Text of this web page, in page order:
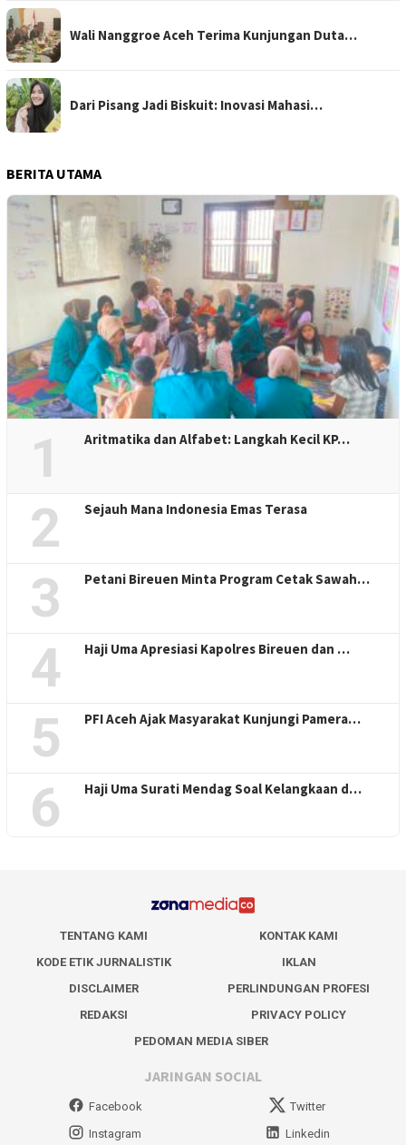
Wali Nanggroe Aceh Terima Kunjungan Duta…
Dari Pisang Jadi Biskuit: Inovasi Mahasi…
BERITA UTAMA
1 Aritmatika dan Alfabet: Langkah Kecil KP…
2 Sejauh Mana Indonesia Emas Terasa
3 Petani Bireuen Minta Program Cetak Sawah…
4 Haji Uma Apresiasi Kapolres Bireuen dan …
5 PFI Aceh Ajak Masyarakat Kunjungi Pamera…
6 Haji Uma Surati Mendag Soal Kelangkaan d…
TENTANG KAMI
KONTAK KAMI
KODE ETIK JURNALISTIK
IKLAN
DISCLAIMER
PERLINDUNGAN PROFESI
REDAKSI
PRIVACY POLICY
PEDOMAN MEDIA SIBER
JARINGAN SOCIAL
Facebook
Twitter
Instagram
Linkedin